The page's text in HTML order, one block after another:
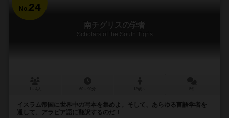
No.24
南チグリスの学者
Scholars of the South Tigris
イスラム帝国に世界中の写本を集めよ。そして、あらゆる言語学者を
通して、アラビア語に翻訳するのだ！